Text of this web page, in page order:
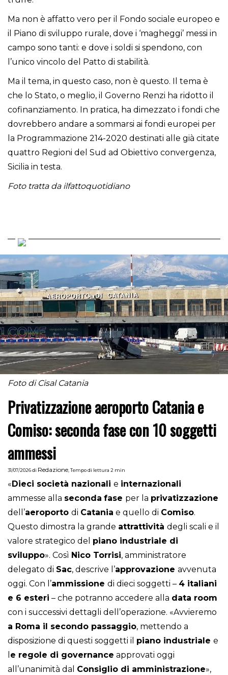
Ma non è affatto vero per il Fondo sociale europeo e
il Piano di sviluppo rurale, dove i ‘magheggi’ messi in
campo sono tanti: e dove i soldi si spendono, con
l’unico vincolo del Patto di stabilità.
Ma il tema, in questo caso, non è questo. Il tema è
che lo Stato, o meglio, il Governo Renzi ha ridotto il
cofinanziamento. In pratica, ha dimezzato i fondi che
dovrebbero andare a sommarsi ai fondi europei per
la Programmazione 214-2020 destinati alle già citate
quattro Regioni del Sud ad Obiettivo convergenza,
Sicilia in testa.
Foto tratta da ilfattoquotidiano
Foto di Cisal Catania
Privatizzazione aeroporto Catania e
Comiso: seconda fase con 10 soggetti
ammessi
31/07/2026di Redazione,Tempo di lettura 2 min
« Dieci società nazionali e internazionali
ammesse alla seconda fase per la privatizzazione
dell’aeroporto di Catania e quello di Comiso.
Questo dimostra la grande attrattività degli scali e il
valore strategico del piano industriale di
sviluppo». Così Nico Torrisi, amministratore
delegato di Sac, descrive l’approvazione avvenuta
oggi. Con l’ammissione di dieci soggetti – 4 italiani
e 6 esteri – che potranno accedere alla data room
con i successivi dettagli dell’operazione. «Avvieremo
a Roma il secondo passaggio, mettendo a
disposizione di questi soggetti il piano industriale e
e regole di governance approvati oggi
all’unanimità dal Consiglio di amministrazione»,